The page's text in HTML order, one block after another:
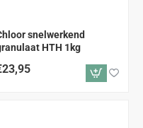
snelwerkend
HTH 1kg